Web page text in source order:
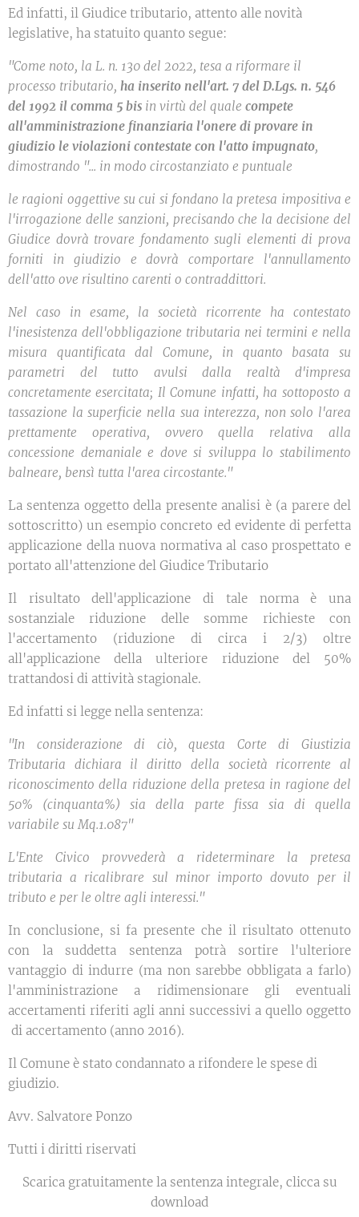
Ed infatti, il Giudice tributario, attento alle novità
legislative, ha statuito quanto segue:
"Come noto, la L. n. 130 del 2022, tesa a riformare il
processo tributario, ha inserito nell'art. 7 del D.Lgs. n. 546
del 1992 il comma 5 bis in virtù del quale compete
all'amministrazione finanziaria l'onere di provare in
giudizio le violazioni contestate con l'atto impugnato,
dimostrando "... in modo circostanziato e puntuale
le ragioni oggettive su cui si fondano la pretesa impositiva e
l'irrogazione delle sanzioni, precisando che la decisione del
Giudice dovrà trovare fondamento sugli elementi di prova
forniti in giudizio e dovrà comportare l'annullamento
dell'atto ove risultino carenti o contraddittori.
Nel caso in esame, la società ricorrente ha contestato
l'inesistenza dell'obbligazione tributaria nei termini e nella
misura quantificata dal Comune, in quanto basata su
parametri del tutto avulsi dalla realtà d'impresa
concretamente esercitata; Il Comune infatti, ha sottoposto a
tassazione la superficie nella sua interezza, non solo l'area
prettamente operativa, ovvero quella relativa alla
concessione demaniale e dove si sviluppa lo stabilimento
balneare, bensì tutta l'area circostante."
La sentenza oggetto della presente analisi è (a parere del
sottoscritto) un esempio concreto ed evidente di perfetta
applicazione della nuova normativa al caso prospettato e
portato all'attenzione del Giudice Tributario
Il risultato dell'applicazione di tale norma è una
sostanziale riduzione delle somme richieste con
l'accertamento (riduzione di circa i 2/3) oltre
all'applicazione della ulteriore riduzione del 50%
trattandosi di attività stagionale.
Ed infatti si legge nella sentenza:
"In considerazione di ciò, questa Corte di Giustizia
Tributaria dichiara il diritto della società ricorrente al
riconoscimento della riduzione della pretesa in ragione del
50% (cinquanta%) sia della parte fissa sia di quella
variabile su Mq.1.087"
L'Ente Civico provvederà a rideterminare la pretesa
tributaria a ricalibrare sul minor importo dovuto per il
tributo e per le oltre agli interessi."
In conclusione, si fa presente che il risultato ottenuto
con la suddetta sentenza potrà sortire l'ulteriore
vantaggio di indurre (ma non sarebbe obbligata a farlo)
l'amministrazione a ridimensionare gli eventuali
accertamenti riferiti agli anni successivi a quello oggetto
di accertamento (anno 2016).
Il Comune è stato condannato a rifondere le spese di
giudizio.
Avv. Salvatore Ponzo
Tutti i diritti riservati
Scarica gratuitamente la sentenza integrale, clicca su
download